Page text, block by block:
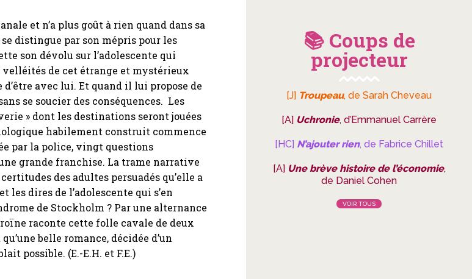
et n’a plus goût à rien quand dans sa
distingue par son mépris pour les
son dévolu sur l’adolescente qui
de cet étrange et mystérieux
avec lui. Et quand il lui propose de
se soucier des conséquences. Les
» dont les destinations seront jouées
habilement construit commence
par la police, vingt questions
grande franchise. La trame narrative
des adultes persuadés qu’elle a
les dires de l’adolescente qui s’en
de Stockholm ? Par une alternance
raconte cette folle cavale de deux
belle romance, décidée d’un
possible. (E.-E.H. et F.E.)
📚 Coups de
projecteur
[J] Troupeau, de Sarah Cheveau
[A] Uchronie, d’Emmanuel Carrère
[HC] N’ajouter rien, de Fabrice Chillet
[A] Une brève histoire de l’économie,
de Daniel Cohen
VOIR TOUS